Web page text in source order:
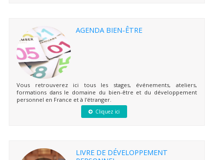
AGENDA BIEN-ÊTRE
Vous retrouverez ici tous les stages, événements, ateliers,
formations dans le domaine du bien-être et du développement
personnel en France et à l'étranger.
Cliquez ici
LIVRE DE DÉVELOPPEMENT